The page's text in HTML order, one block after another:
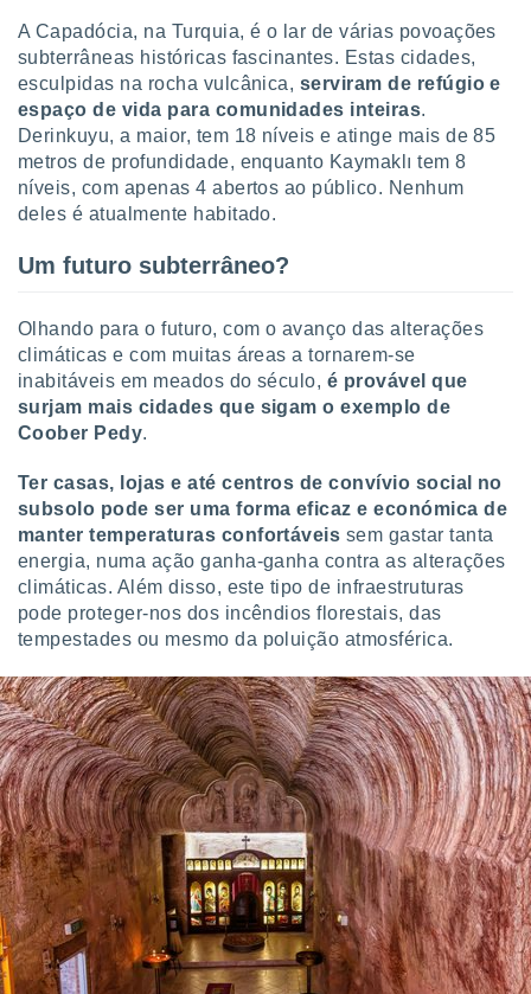
A Capadócia, na Turquia, é o lar de várias povoações
subterrâneas históricas fascinantes. Estas cidades,
esculpidas na rocha vulcânica, serviram de refúgio e
espaço de vida para comunidades inteiras.
Derinkuyu, a maior, tem 18 níveis e atinge mais de 85
metros de profundidade, enquanto Kaymaklı tem 8
níveis, com apenas 4 abertos ao público. Nenhum
deles é atualmente habitado.
Um futuro subterrâneo?
Olhando para o futuro, com o avanço das alterações
climáticas e com muitas áreas a tornarem-se
inabitáveis em meados do século, é provável que
surjam mais cidades que sigam o exemplo de
Coober Pedy.
Ter casas, lojas e até centros de convívio social no
subsolo pode ser uma forma eficaz e económica de
manter temperaturas confortáveis sem gastar tanta
energia, numa ação ganha-ganha contra as alterações
climáticas. Além disso, este tipo de infraestruturas
pode proteger-nos dos incêndios florestais, das
tempestades ou mesmo da poluição atmosférica.